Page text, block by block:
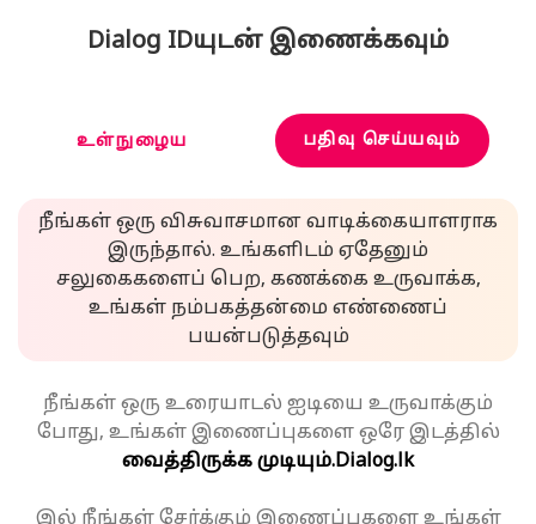
Dialog IDயுடன் இணைக்கவும்
உள்நுழைய பதிவு செய்யவும்
நீங்கள் ஒரு விசுவாசமான வாடிக்கையாளராக
இருந்தால். உங்களிடம் ஏதேனும்
சலுகைகளைப் பெற, கணக்கை உருவாக்க,
உங்கள் நம்பகத்தன்மை எண்ணைப்
பயன்படுத்தவும்
நீங்கள் ஒரு உரையாடல் ஐடியை உருவாக்கும்
போது, உங்கள் இணைப்புகளை ஒரே இடத்தில்
வைத்திருக்க முடியும்.Dialog.lk